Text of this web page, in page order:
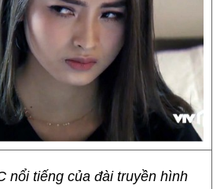
nổi tiếng của đài truyền hình